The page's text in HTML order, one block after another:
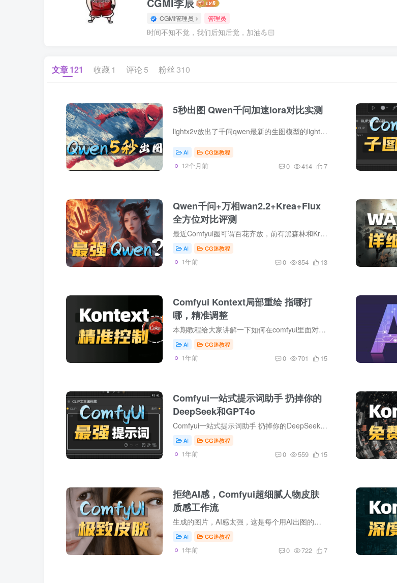
CGMI管理员 管理员
时间不知不觉，我们后知后觉，加油💪🏻
文章121 收藏 1 评论 5 粉丝 310
5秒出图 Qwen千问加速lora对比实测
lightx2v放出了千问qwen最新的生图模型的lighting加速lora，现在我们只需要最低4步采样就可以出图了，大大加快了千问的出图效率。
AI CG迷教程
12个月前 0 414 7
Qwen千问+万相wan2.2+Krea+Flux
全方位对比评测
最近Comfyui圈可谓百花齐放，前有黑森林和Krea联名发布的FLUX Krea模型，接着阿里重磅发布了它全新万相2.2视频模型，昨天，阿里继续免费开源发布了通义qwen千问图片模型，接下来我们就来对这4款...
AI CG迷教程
1年前 0 854 13
Comfyui Kontext局部重绘 指哪打
哪，精准调整
本期教程给大家讲解一下如何在comfyui里面对kontext局部重绘进行精准化控制。
AI CG迷教程
1年前 0 701 15
Comfyui一站式提示词助手 扔掉你的
DeepSeek和GPT4o
Comfyui一站式提示词助手 扔掉你的DeepSeek和GPT4o
AI CG迷教程
1年前 0 559 15
拒绝AI感，Comfyui超细腻人物皮肤
质感工作流
生成的图片，AI感太强，这是每个用AI出图的同学都绕不开的问题，今天一个视频，让你生成出来的人物，瞬间拥有超级细腻的皮肤纹理细节，妥妥的还原超高质量的真人皮肤质感。
AI CG迷教程
1年前 0 722 7